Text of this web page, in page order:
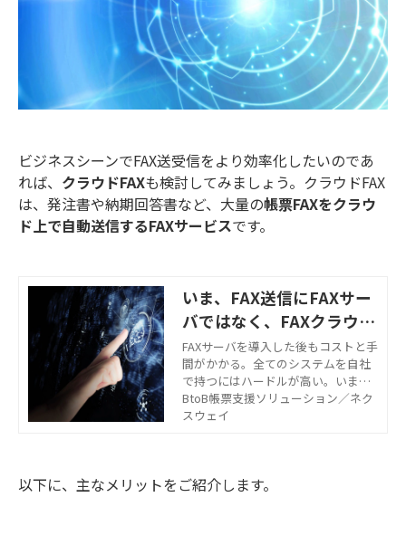
ビジネスシーンでFAX送受信をより効率化したいのであ
れば、 クラウドFAXも検討してみましょう。クラウドFAX
は、発注書や納期回答書など、大量の帳票FAXをクラウ
ド上で自動送信するFAXサービスです。
いま、FAX送信にFAXサー
バではなく、FAXクラウド
サービスが選ばれる5つの
理由
FAXサーバを導入した後もコストと手
間がかかる。全てのシステムを自社
で持つにはハードルが高い。いま、F
AXサーバからFAX ASPサービスを選
ばれるお客様が増えています。その5
BtoB帳票支援ソリューション／ネク
スウェイ
以下に、主なメリットをご紹介します。